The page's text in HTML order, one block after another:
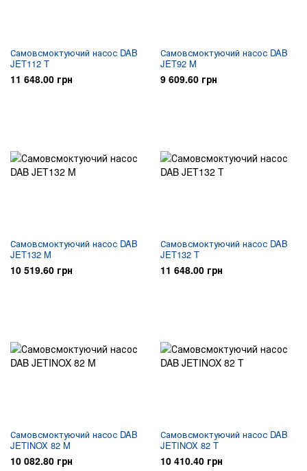
Самовсмоктуючий насос DAB
JET112 T
11 648.00 грн
Самовсмоктуючий насос DAB
JET92 M
9 609.60 грн
Самовсмоктуючий насос DAB
JET132 M
10 519.60 грн
Самовсмоктуючий насос DAB
JET132 T
11 648.00 грн
Самовсмоктуючий насос DAB
JETINOX 82 M
10 082.80 грн
Самовсмоктуючий насос DAB
JETINOX 82 T
10 410.40 грн